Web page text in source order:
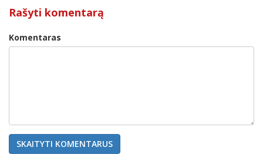
Rašyti komentarą
Komentaras
SKAITYTI KOMENTARUS